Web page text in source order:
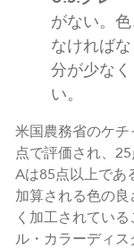
がない。
なければ
分が少な
い。
米国農務省のケ
点で評価され、
Aは85点以上であ
加算される色の
く加工されてい
ル・カラーディ